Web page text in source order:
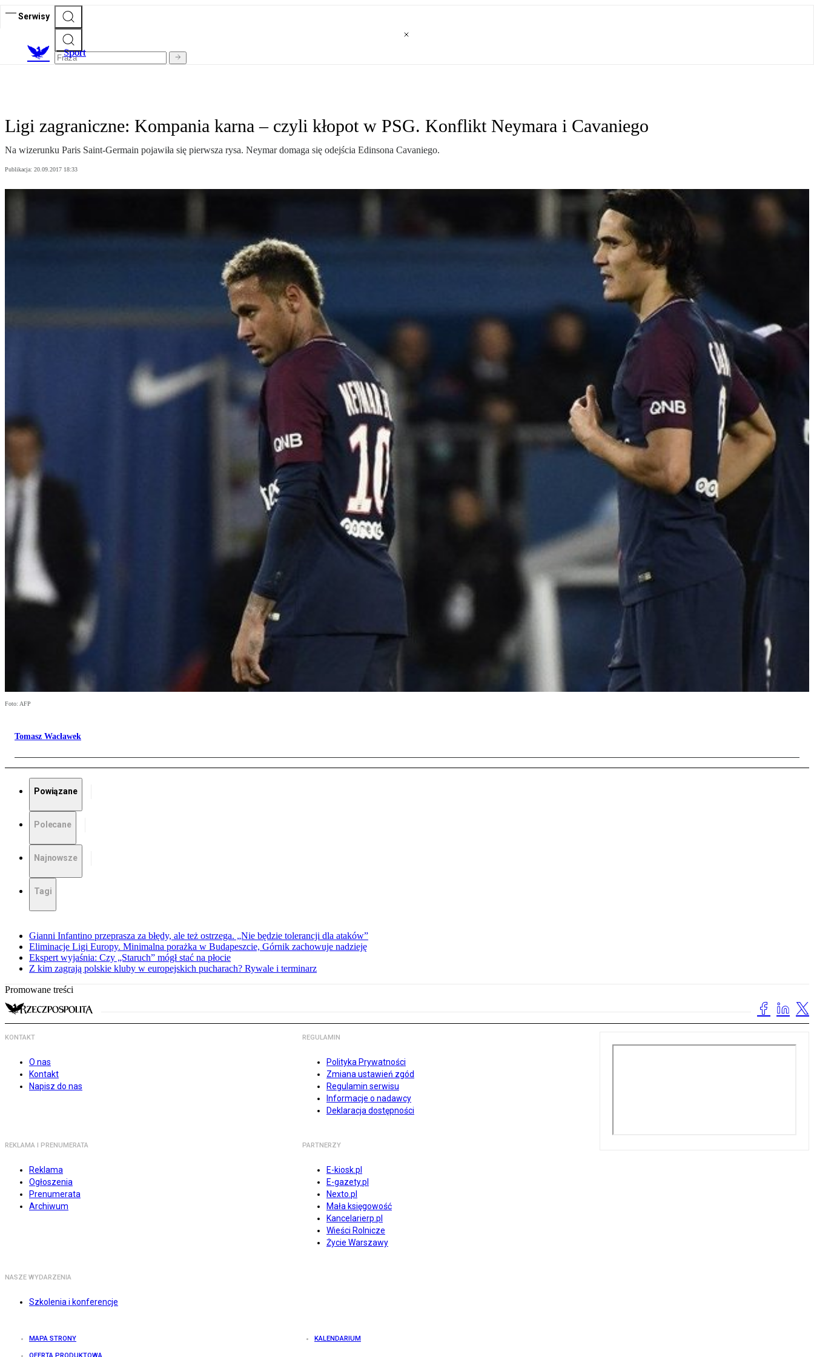
Serwisy
Sport
Ligi zagraniczne: Kompania karna – czyli kłopot w PSG. Konflikt Neymara i Cavaniego
Na wizerunku Paris Saint-Germain pojawiła się pierwsza rysa. Neymar domaga się odejścia Edinsona Cavaniego.
Publikacja: 20.09.2017 18:33
Foto: AFP
Tomasz Wacławek
Powiązane
Polecane
Najnowsze
Tagi
Gianni Infantino przeprasza za błędy, ale też ostrzega. „Nie będzie tolerancji dla ataków”
Eliminacje Ligi Europy. Minimalna porażka w Budapeszcie, Górnik zachowuje nadzieję
Ekspert wyjaśnia: Czy „Staruch” mógł stać na płocie
Z kim zagrają polskie kluby w europejskich pucharach? Rywale i terminarz
Promowane treści
KONTAKT
O nas
Kontakt
Napisz do nas
REGULAMIN
Polityka Prywatności
Zmiana ustawień zgód
Regulamin serwisu
Informacje o nadawcy
Deklaracja dostępności
REKLAMA I PRENUMERATA
Reklama
Ogłoszenia
Prenumerata
Archiwum
PARTNERZY
E-kiosk.pl
E-gazety.pl
Nexto.pl
Mała księgowość
Kancelarierp.pl
Wieści Rolnicze
Życie Warszawy
NASZE WYDARZENIA
Szkolenia i konferencje
MAPA STRONY KALENDARIUM